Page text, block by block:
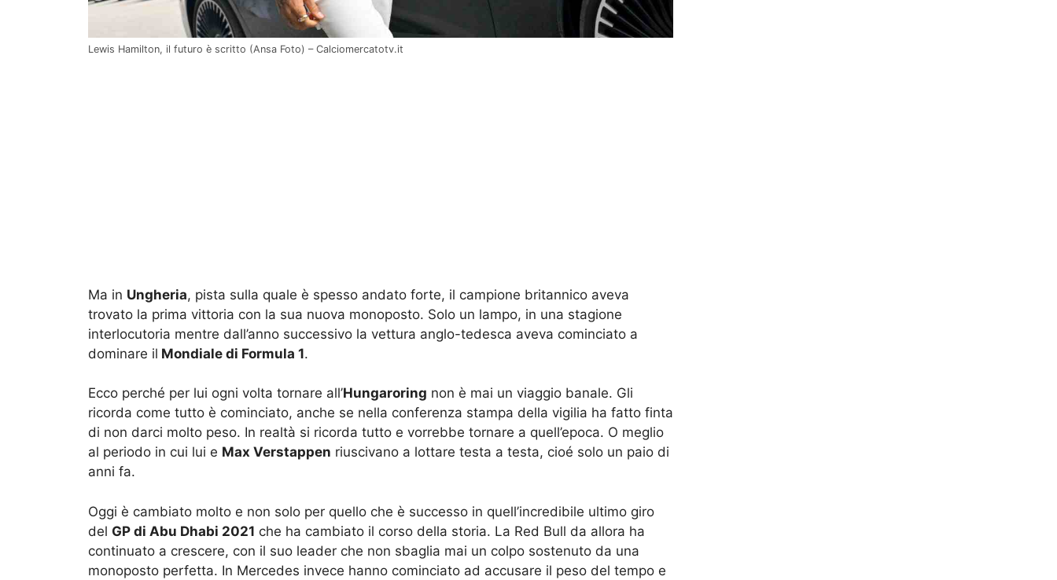
Lewis Hamilton, il futuro è scritto (Ansa Foto) – Calciomercatotv.it
Ma in Ungheria, pista sulla quale è spesso andato forte, il campione britannico aveva
trovato la prima vittoria con la sua nuova monoposto. Solo un lampo, in una stagione
interlocutoria mentre dall’anno successivo la vettura anglo-tedesca aveva cominciato a
dominare il Mondiale di Formula 1.
Ecco perché per lui ogni volta tornare all’Hungaroring non è mai un viaggio banale. Gli
ricorda come tutto è cominciato, anche se nella conferenza stampa della vigilia ha fatto finta
di non darci molto peso. In realtà si ricorda tutto e vorrebbe tornare a quell’epoca. O meglio
al periodo in cui lui e Max Verstappen riuscivano a lottare testa a testa, cioé solo un paio di
anni fa.
Oggi è cambiato molto e non solo per quello che è successo in quell’incredibile ultimo giro
del GP di Abu Dhabi 2021 che ha cambiato il corso della storia. La Red Bull da allora ha
continuato a crescere, con il suo leader che non sbaglia mai un colpo sostenuto da una
monoposto perfetta. In Mercedes invece hanno cominciato ad accusare il peso del tempo e